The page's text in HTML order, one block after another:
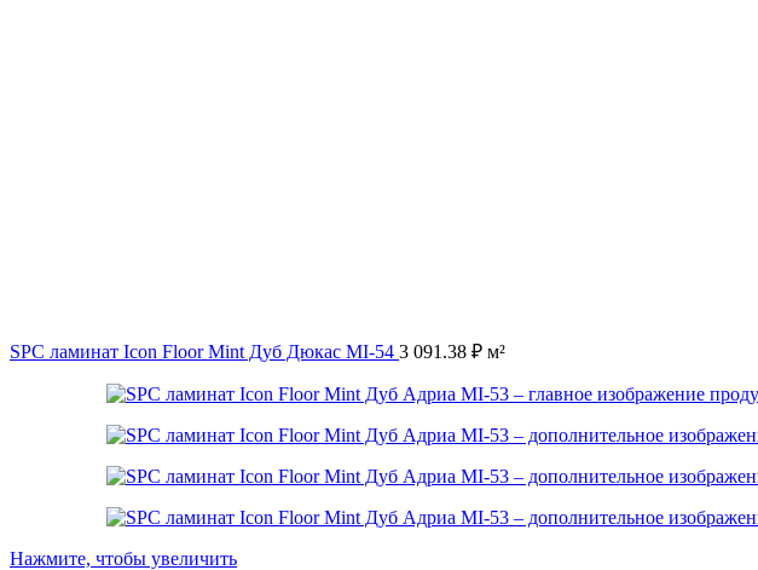
SPC ламинат Icon Floor Mint Дуб Дюкас MI-54 3 091.38 ₽ м²
Нажмите, чтобы увеличить